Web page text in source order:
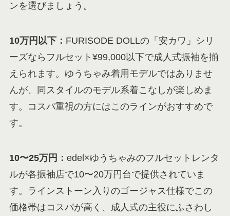
ンを選びましょう。
10万円以下： FURISODE DOLLの「安カワ」シリ
ーズならフルセット¥99,000以下で成人式振袖を揃
えられます。ゆうちゃみ着用モデルではありませ
んが、同スタイルのモデル系着こなしが楽しめま
す。コスパ重視の方にはこのラインがおすすめで
す。
10〜25万円： edel×ゆうちゃみのフルセットレンタ
ルが各振袖店で10〜20万円台で提供されていま
す。ラインストーン入りのゴージャス仕様でこの
価格帯はコスパが高く、成人式の主役にふさわし